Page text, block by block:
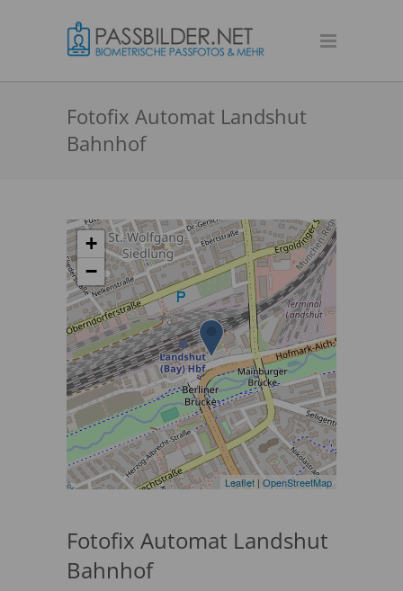
Fotofix Automat Landshut
Bahnhof
+
−
Leaflet | OpenStreetMap
Fotofix Automat Landshut
Bahnhof